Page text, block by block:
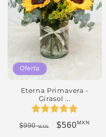
Oferta
Eterna Primavera -
Girasol ...
Precio habitual
$990MXN Precio de
$560MXN